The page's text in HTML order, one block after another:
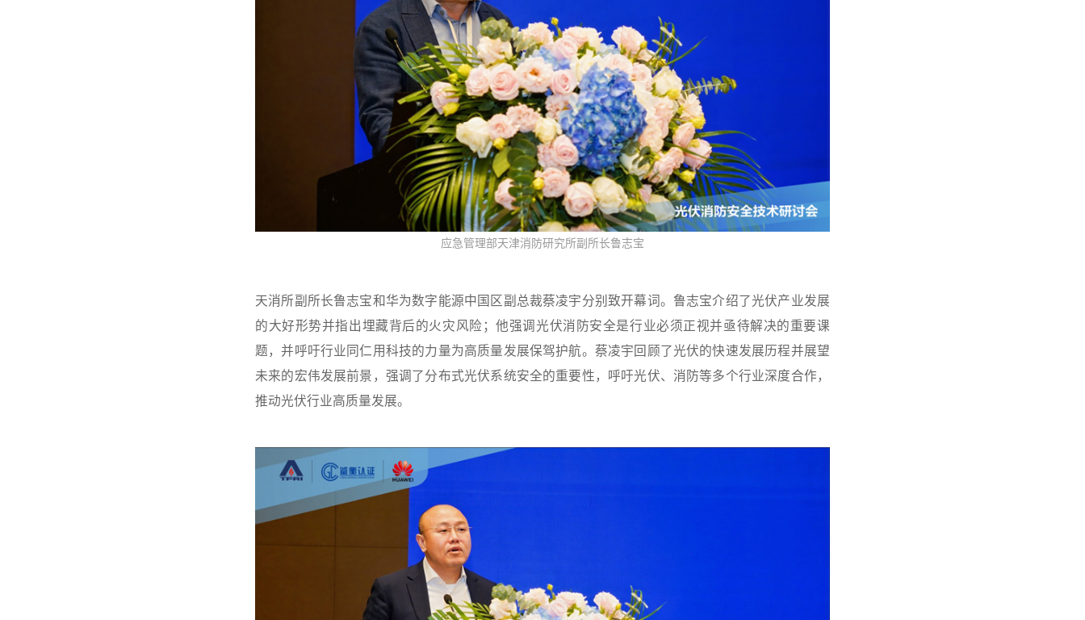
应急管理部天津消防研究所副所长鲁志宝
天消所副所长鲁志宝和华为数字能源中国区副总裁蔡凌宇分别致开幕词。鲁志宝介绍了光伏产业发展
的大好形势并指出埋藏背后的火灾风险；他强调光伏消防安全是行业必须正视并亟待解决的重要课
题，并呼吁行业同仁用科技的力量为高质量发展保驾护航。蔡凌宇回顾了光伏的快速发展历程并展望
未来的宏伟发展前景，强调了分布式光伏系统安全的重要性，呼吁光伏、消防等多个行业深度合作，
推动光伏行业高质量发展。